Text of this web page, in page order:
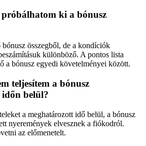
ki a bónusz
összegből, de a kondíciók
különböző. A pontos lista
a bónusz egyedi követelményei között.
teljesítem a bónusz
időn belül?
a meghatározott idő belül, a bónusz
nyeremények elvesznek a fiókodról.
az előmenetelt.